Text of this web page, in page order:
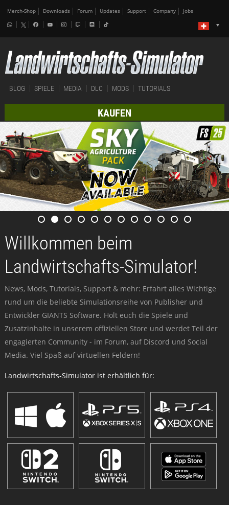
Merch-Shop Downloads Forum Updates Support Company Jobs
BLOG SPIELE MEDIA DLC MODS TUTORIALS
KAUFEN
Willkommen beim
Landwirtschafts-Simulator!
News, Mods, Tutorials, Support & mehr: Erfahrt alles Wichtige
rund um die beliebte Simulationsreihe von Publisher und
Entwickler GIANTS Software. Holt euch die Spiele und
Zusatzinhalte in unserem offiziellen Store und werdet Teil der
engagierten Community - im Forum, auf Discord und Social
Media. Viel Spaß auf virtuellen Feldern!
Landwirtschafts-Simulator ist erhältlich für: